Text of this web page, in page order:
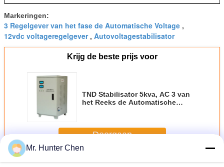
Markeringen:
3 Regelgever van het fase de Automatische Voltage ,
12vdc voltageregelgever, Autovoltagestabilisator
Krijg de beste prijs voor
TND Stabilisator 5kva, AC 3 van
het Reeks de Automatische
Fasevoltage
Doorgaan
MeerAutomatische voltagestabilisator
Mr. Hunter Chen